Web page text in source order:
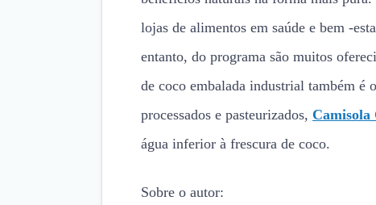
lojas de alimentos em saúde e bem -
entanto, do programa são muitos
de coco embalada industrial também é
processados e pasteurizados, Camisola
água inferior à frescura de coco.
Sobre o autor: